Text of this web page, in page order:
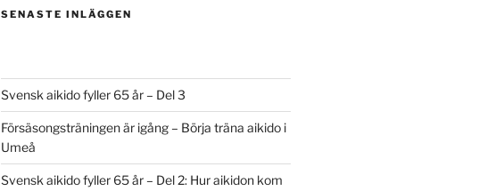
SENASTE INLÄGGEN
Svensk aikido fyller 65 år – Del 3
Försäsongsträningen är igång – Börja träna aikido i
Umeå
Svensk aikido fyller 65 år – Del 2: Hur aikidon kom